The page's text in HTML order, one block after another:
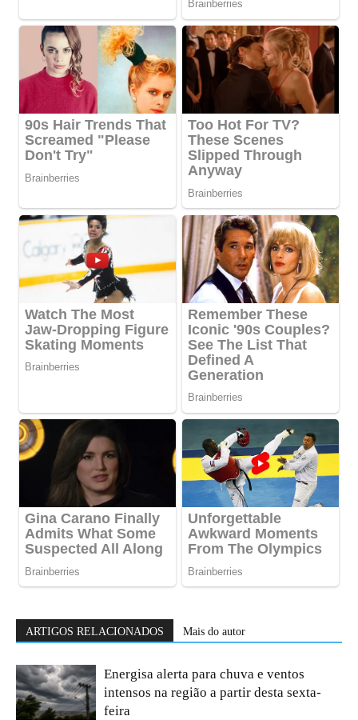
ARTIGOS RELACIONADOS Mais do autor
Energisa alerta para chuva e ventos
intensos na região a partir desta sexta-
feira